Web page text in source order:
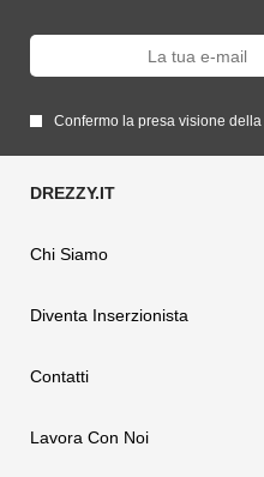
Confermo la presa visione della
Chi Siamo
Diventa Inserzionista
Contatti
Lavora Con Noi